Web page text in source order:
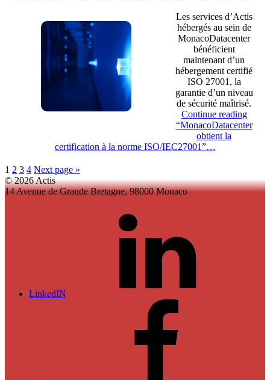
Les services d’Actis
hébergés au sein de
MonacoDatacenter
bénéficient
maintenant d’un
hébergement certifié
ISO 27001, la
garantie d’un niveau
de sécurité maîtrisé.
Continue reading
“MonacoDatacenter
obtient la
certification à la norme ISO/IEC27001”…
1 2 3 4 Next page »
© 2026 Actis
14 Avenue de Grande Bretagne, 98000 Monaco
LinkedIN